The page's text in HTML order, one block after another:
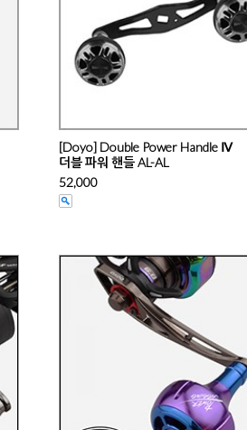
[Doyo] Double Power Handle Ⅳ
더블 파워 핸들 AL-AL
52,000